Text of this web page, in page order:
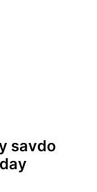
savdo